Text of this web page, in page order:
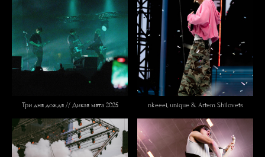
Три дня дождя // Дикая мята 2025 nkeeei, unique & Artem Shilovets